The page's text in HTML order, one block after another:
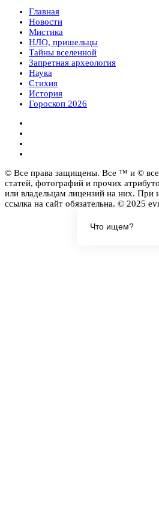
Главная
Новости
Мистика
НЛО, пришельцы
Тайны вселенной
Запретная археология
Наука
Стихия
История
Гороскоп 2026
© Все права защищены. Все ™ и ©
статей, фотографий и прочих
или владельцам лицензий на них. При
ссылка на сайт обязательна. © 2025